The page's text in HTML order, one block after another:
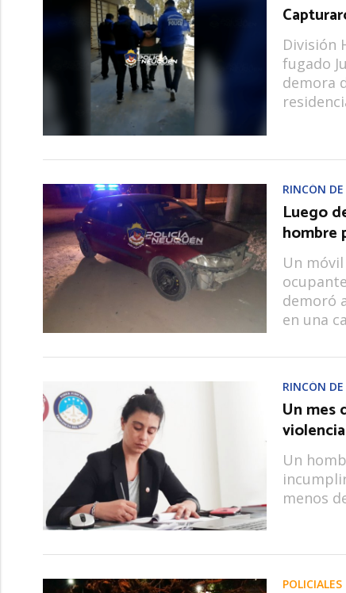
División
fugado
demora
RINCÓN DE
Luego
hombre
Un
demoró
en una
RINCÓN DE
Un mes
Un
menos
POLICIALES